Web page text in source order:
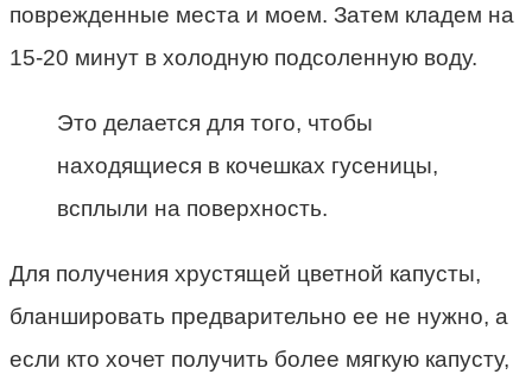
поврежденные места и моем. Затем кладем на
15-20 минут в холодную подсоленную воду.
Это делается для того, чтобы
находящиеся в кочешках гусеницы,
всплыли на поверхность.
Для получения хрустящей цветной капусты,
бланшировать предварительно ее не нужно, а
если кто хочет получить более мягкую капусту,